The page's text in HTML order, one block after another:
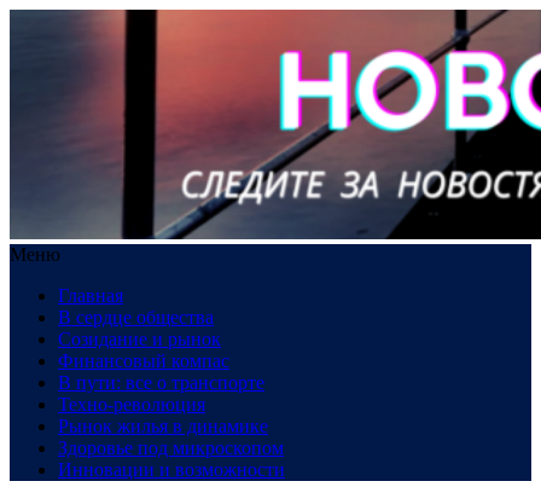
Меню
Главная
В сердце общества
Созидание и рынок
Финансовый компас
В пути: все о транспорте
Техно-революция
Рынок жилья в динамике
Здоровье под микроскопом
Инновации и возможности